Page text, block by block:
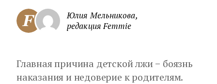
Юлия Мельникова,
редакция Femmie
Главная причина детской лжи − боязнь
наказания и недоверие к родителям.